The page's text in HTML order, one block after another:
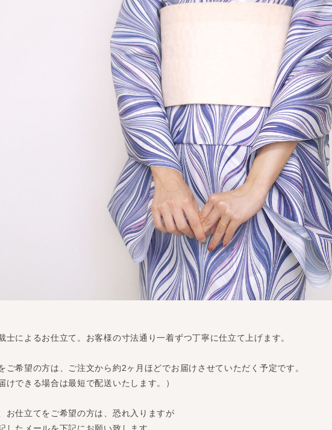
士によるお仕立て。お客様の寸法通り一着ずつ丁寧に仕立て上げます。
ご希望の方は、ご注文から約2ヶ月ほどでお届けさせていただく予定です。
けできる場合は最短で配送いたします。）
お仕立てをご希望の方は、恐れ入りますが